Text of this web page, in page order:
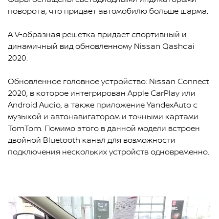
поворота, что придает автомобилю больше шарма.
А V-образная решетка придает спортивный и
динамичный вид обновленному Nissan Qashqai
2020.
Обновленное головное устройство: Nissan Connect
2020, в которое интегрирован Apple CarPlay или
Android Audio, а также приложение YandexAuto с
музыкой и автонавигатором и точными картами
TomTom. Помимо этого в данной модели встроен
двойной Bluetooth канал для возможности
подключения нескольких устройств одновременно.